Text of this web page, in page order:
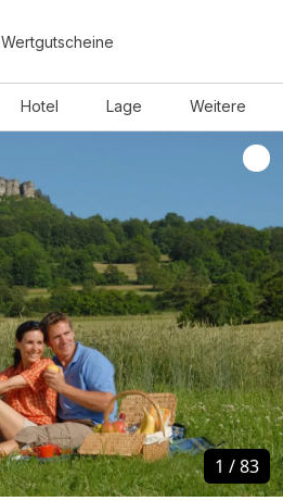
Wertgutscheine
Hotel Lage Weitere
1 /83
1 /83